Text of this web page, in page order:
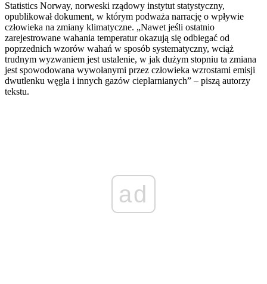
Statistics Norway, norweski rządowy instytut statystyczny,
opublikował dokument, w którym podważa narrację o wpływie
człowieka na zmiany klimatyczne. „Nawet jeśli ostatnio
zarejestrowane wahania temperatur okazują się odbiegać od
poprzednich wzorów wahań w sposób systematyczny, wciąż
trudnym wyzwaniem jest ustalenie, w jak dużym stopniu ta zmiana
jest spowodowana wywołanymi przez człowieka wzrostami emisji
dwutlenku węgla i innych gazów cieplarnianych” – piszą autorzy
tekstu.
ad